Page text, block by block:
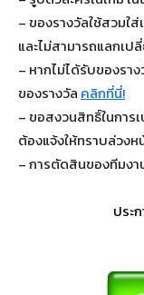
– ของรางวัลใช้สวมใ
และไม่สามารถแลกเป
– หากไม่ได้รับของรา
ของรางวัล คลิกที่นี่!
– ขอสงวนสิทธิ์ในการ
ต้องแจ้งให้ทราบล่วงห
– การตัดสินของทีมง
ประ